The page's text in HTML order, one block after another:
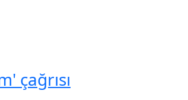
çağrısı